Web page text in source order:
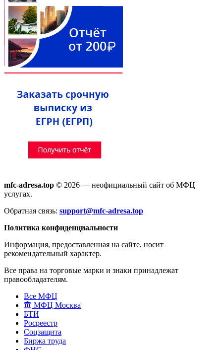
mfc-adresa.top © 2026 — неофициальный сайт об МФЦ
услугах.
Обратная связь: support@mfc-adresa.top
Политика конфиденциальности
Информация, предоставленная на сайте, носит
рекомендательный характер.
Все права на торговые марки и знаки принадлежат
правообладателям.
Все МФЦ
МФЦ Москва
БТИ
Росреестр
Соцзащита
Биржа труда